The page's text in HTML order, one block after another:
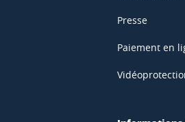
Presse
Paiement en